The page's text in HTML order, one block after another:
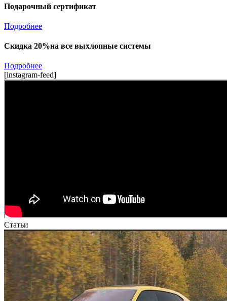
Подарочный сертификат
Подробнее
Скидка 20%на все выхлопные системы
Подробнее
[instagram-feed]
Статьи